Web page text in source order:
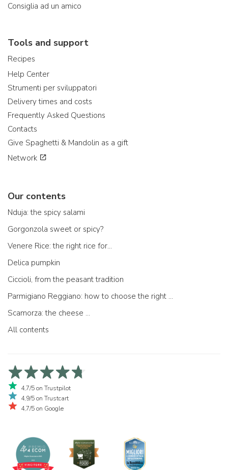
Consiglia ad un amico
Tools and support
Recipes
Help Center
Strumenti per sviluppatori
Delivery times and costs
Frequently Asked Questions
Contacts
Give Spaghetti & Mandolin as a gift
Network
Our contents
Nduja: the spicy salami
Gorgonzola sweet or spicy?
Venere Rice: the right rice for...
Delica pumpkin
Ciccioli, from the peasant tradition
Parmigiano Reggiano: how to choose the right one
Scamorza: the cheese ...
All contents
4,7/5 on Trustpilot
4,9/5 on Trustcart
4,7/5 on Google